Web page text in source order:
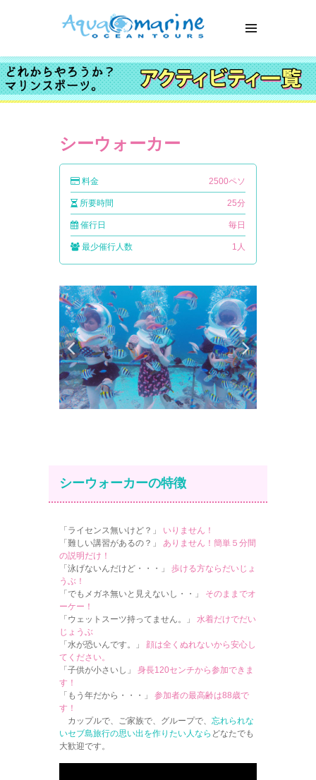
シーウォーカー
料金 2500ペソ
所要時間 25分
催行日 毎日
最少催行人数 1人
シーウォーカーの特徴
「ライセンス無いけど？」
いりません！
「難しい講習があるの？」
ありません！簡単５分間
の説明だけ！
「泳げないんだけど・・・」
歩ける方ならだいじょ
うぶ！
「でもメガネ無いと見えないし・・」
そのままでオ
ーケー！
「ウェットスーツ持ってません。」
水着だけでだい
じょうぶ
「水が恐いんです。」
顔は全くぬれないから安心し
てください。
「子供が小さいし」
身長120センチから参加できま
す！
「もう年だから・・・」
参加者の最高齢は88歳で
す！
カップルで、ご家族で、グループで、 忘れられな
いセブ島旅行の思い出を作りたい人なら どなたでも
大歓迎です。